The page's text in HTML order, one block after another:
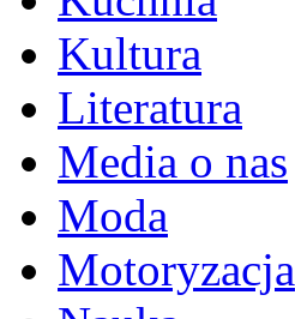
Kultura
Literatura
Media o nas
Moda
Motoryzacja